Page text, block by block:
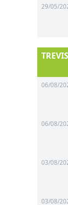
29/05/
06/08/
06/08/
03/08/
03/08/